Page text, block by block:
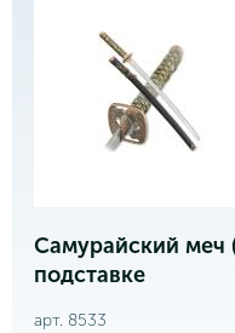
Самурайский меч
подставке
арт. 8533